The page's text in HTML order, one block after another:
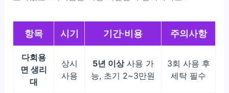
항목 시기 기간·비용 주의사항
다회용
면 생리
대
상시
사용
5년 이상사용 가
능, 초기 2~3만원
3회 사용 후
세탁 필수